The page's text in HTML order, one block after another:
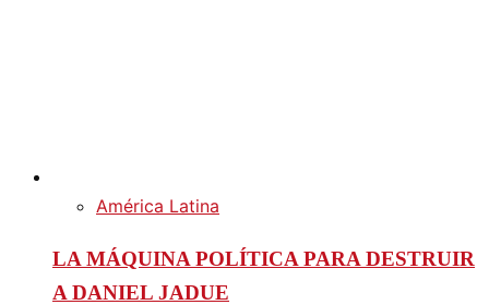
América Latina
LA MÁQUINA POLÍTICA PARA DESTRUIR
A DANIEL JADUE